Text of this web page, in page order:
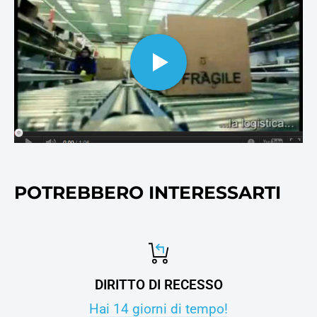
ai collettori e molti altri
cosnumabili di stampa, oltre
ovviamente alla carta per
stampanti e fotocopie.
POTREBBERO INTERESSARTI
DIRITTO DI RECESSO
Hai 14 giorni di tempo!